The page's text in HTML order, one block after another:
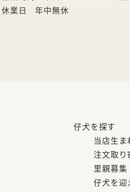
休業日 年中無休
仔犬を探す
当店生ま
注文取り
里親募集
仔犬を迎